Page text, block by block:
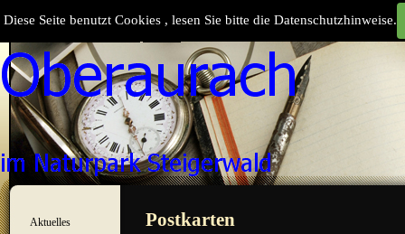
Diese Seite benutzt Cookies , lesen Sie bitte die Datenschutzhinweise.
Menü überspringen
Aktuelles ▼
Postkarten